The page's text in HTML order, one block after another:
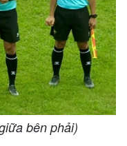
bên phải)